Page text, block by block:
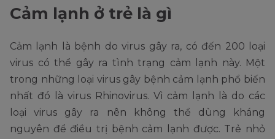
Cảm lạnh ở trẻ là gì
Cảm lạnh là bệnh do virus gây ra, có đến 200 loại
virus có thể gây ra tình trạng cảm lạnh này. Một
trong những loại virus gây bệnh cảm lạnh phổ biến
nhất đó là virus Rhinovirus. Vì cảm lạnh là do các
loại virus gây ra nên không thể dùng kháng
nguyên để điều trị bệnh cảm lạnh được. Trẻ nhỏ